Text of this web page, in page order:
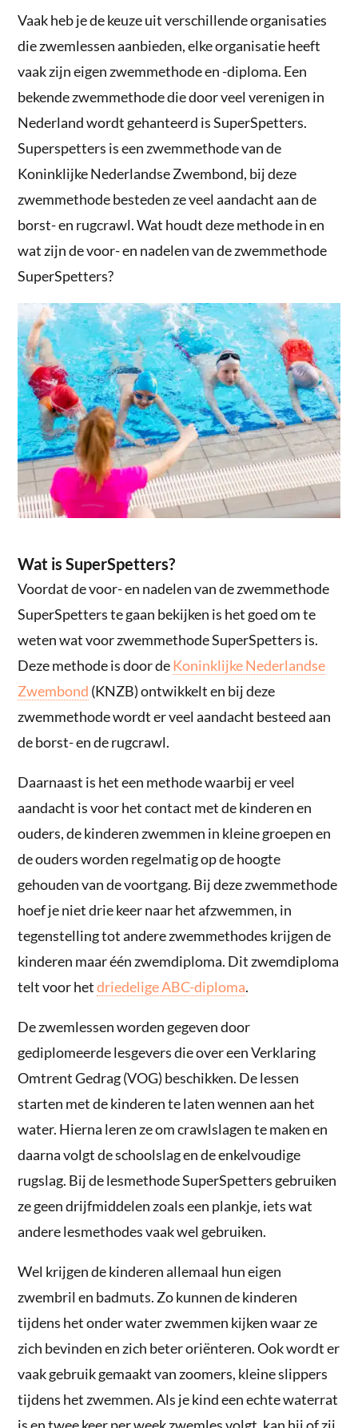
Vaak heb je de keuze uit verschillende organisaties
die zwemlessen aanbieden, elke organisatie heeft
vaak zijn eigen zwemmethode en -diploma. Een
bekende zwemmethode die door veel verenigen in
Nederland wordt gehanteerd is SuperSpetters.
Superspetters is een zwemmethode van de
Koninklijke Nederlandse Zwembond, bij deze
zwemmethode besteden ze veel aandacht aan de
borst- en rugcrawl. Wat houdt deze methode in en
wat zijn de voor- en nadelen van de zwemmethode
SuperSpetters?
Wat is SuperSpetters?
Voordat de voor- en nadelen van de zwemmethode
SuperSpetters te gaan bekijken is het goed om te
weten wat voor zwemmethode SuperSpetters is.
Deze methode is door deKoninklijke Nederlandse
Zwembond (KNZB) ontwikkelt en bij deze
zwemmethode wordt er veel aandacht besteed aan
de borst- en de rugcrawl.
Daarnaast is het een methode waarbij er veel
aandacht is voor het contact met de kinderen en
ouders, de kinderen zwemmen in kleine groepen en
de ouders worden regelmatig op de hoogte
gehouden van de voortgang. Bij deze zwemmethode
hoef je niet drie keer naar het afzwemmen, in
tegenstelling tot andere zwemmethodes krijgen de
kinderen maar één zwemdiploma. Dit zwemdiploma
telt voor hetdriedelige ABC-diploma.
De zwemlessen worden gegeven door
gediplomeerde lesgevers die over een Verklaring
Omtrent Gedrag (VOG) beschikken. De lessen
starten met de kinderen te laten wennen aan het
water. Hierna leren ze om crawlslagen te maken en
daarna volgt de schoolslag en de enkelvoudige
rugslag. Bij de lesmethode SuperSpetters gebruiken
ze geen drijfmiddelen zoals een plankje, iets wat
andere lesmethodes vaak wel gebruiken.
Wel krijgen de kinderen allemaal hun eigen
zwembril en badmuts. Zo kunnen de kinderen
tijdens het onder water zwemmen kijken waar ze
zich bevinden en zich beter oriënteren. Ook wordt er
vaak gebruik gemaakt van zoomers, kleine slippers
tijdens het zwemmen. Als je kind een echte waterrat
is en twee keer per week zwemles volgt, kan hij of zij